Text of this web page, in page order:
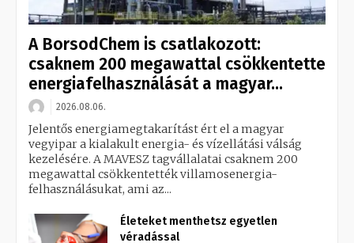
A BorsodChem is csatlakozott:
csaknem 200 megawattal csökkentette
energiafelhasználását a magyar...
2026.08.06.
Jelentős energiamegtakarítást ért el a magyar
vegyipar a kialakult energia- és vízellátási válság
kezelésére. A MAVESZ tagvállalatai csaknem 200
megawattal csökkentették villamosenergia-
felhasználásukat, ami az...
Életeket menthetsz egyetlen
véradással